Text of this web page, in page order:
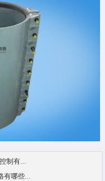
制有...
有哪些...